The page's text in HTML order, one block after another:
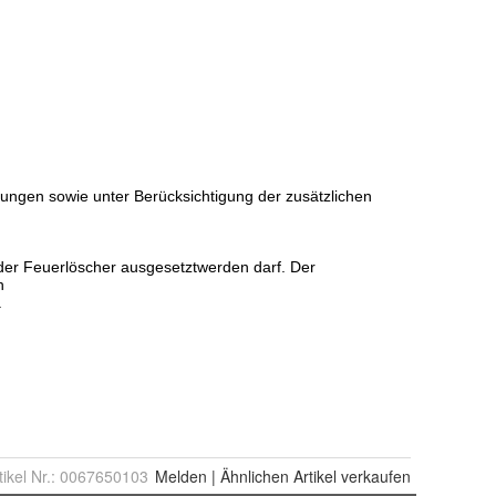
Nr.: 0067650103 Melden | Ähnlichen Artikel verkaufen